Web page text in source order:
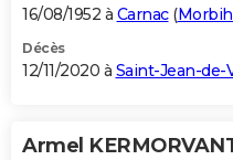
16/08/1952 à Carnac(
Décès
12/11/2020 à Saint-Jean-de-
Armel